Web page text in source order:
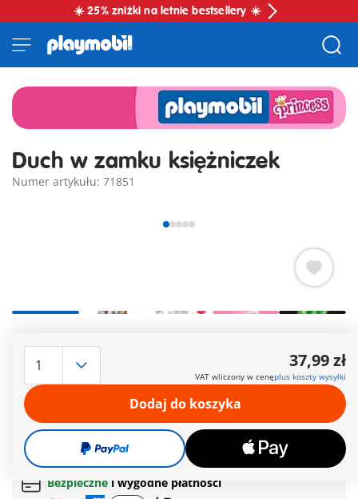
☀️ 25% zniżki na letnie bestsellery ☀️
Duch w zamku księżniczek
Numer artykułu: 71851
strzeże klucza do komnaty skarbów i lubi zaskakiwać swoich
królewskich przyjaciół psikusami. Kostium ducha świeci w
ciemności.
Więcej informacji
Darmowa dostawaod200 zł
Darmowy prezent
200 zł
Bezpieczne i wygodne płatności
37,99 zł
VAT wliczony w cenęplus koszty wysyłki
Dodaj do koszyka